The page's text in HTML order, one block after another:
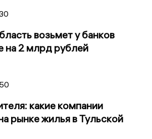
возьмет у банков
на 2 млрд рублей
какие компании
рынке жилья в Тульской